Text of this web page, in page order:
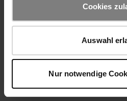
Cookies
Auswahl
Nur notwendige